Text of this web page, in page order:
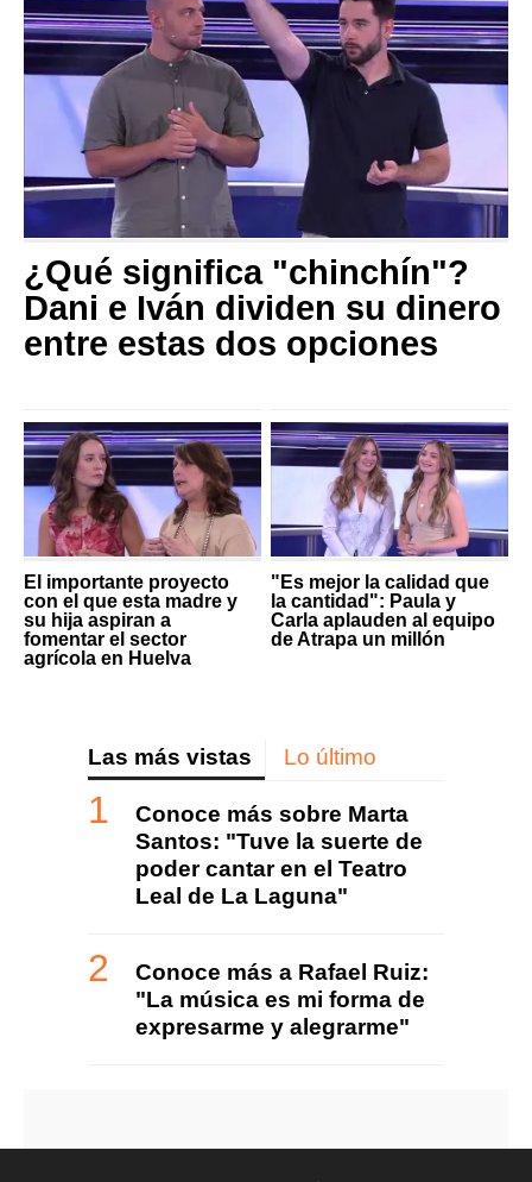
¿Qué significa "chinchín"?
Dani e Iván dividen su dinero
entre estas dos opciones
El importante proyecto
con el que esta madre y
su hija aspiran a
fomentar el sector
agrícola en Huelva
"Es mejor la calidad que
la cantidad": Paula y
Carla aplauden al equipo
de Atrapa un millón
Las más vistas Lo último
Conoce más sobre Marta
Santos: "Tuve la suerte de
poder cantar en el Teatro
Leal de La Laguna"
Conoce más a Rafael Ruiz:
"La música es mi forma de
expresarme y alegrarme"